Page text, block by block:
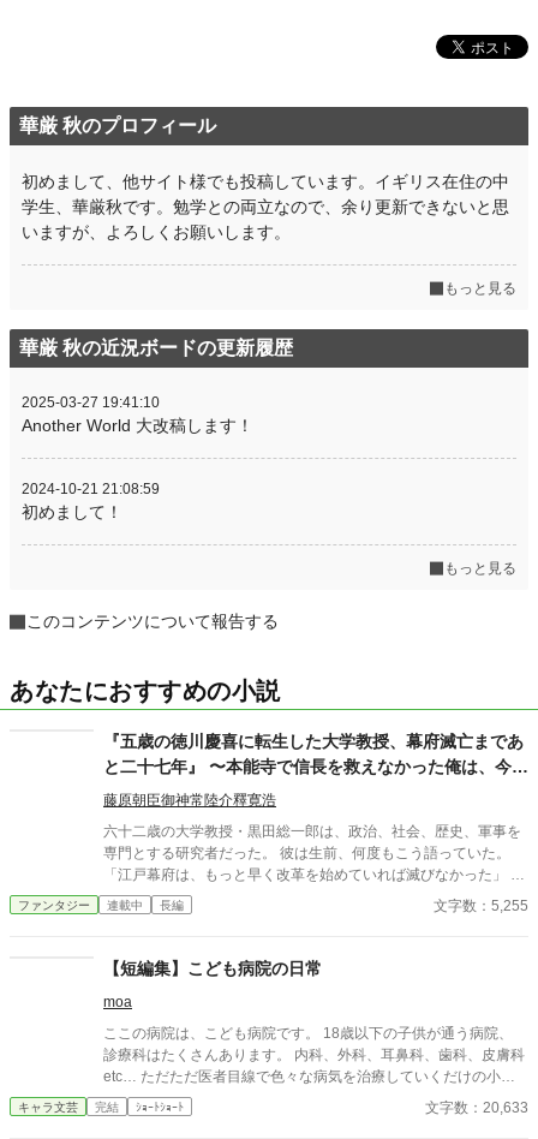
文字数 9,658
初回公開日時 2024.10.21 20:41
週間ポイント 14 pt (70,247 位)
累計ポイント
華厳 秋のプロフィール
初めまして、他サイト様でも投稿しています。イギリス在住の中
学生、華厳秋です。勉学との両立なので、余り更新できないと思
いますが、よろしくお願いします。
もっと見る
華厳 秋の近況ボードの更新履歴
2025-03-27 19:41:10
Another World 大改稿します！
2024-10-21 21:08:59
初めまして！
もっと見る
このコンテンツについて報告する
あなたにおすすめの小説
『五歳の徳川慶喜に転生した大学教授、幕府滅亡まであ
と二十七年』 〜本能寺で信長を救えなかった俺は、今度
こそ江戸幕府を終わらせない〜
藤原朝臣御神常陸介釋寛浩
六十二歳の大学教授・黒田総一郎は、政治、社会、歴史、軍事を
専門とする研究者だった。 彼は生前、何度もこう語っていた。
「江戸幕府は、もっと早く改革を始めていれば滅びなかった」 だ
が、死後に目を覚ました彼がなっていたのは――。 後に江戸幕府
最後の将軍となる、五歳の徳川慶喜だった。 黒船来航まで、あと
ば、安政の大獄、桜田門外の変、薩長同盟、大政奉還、鳥羽・伏
府は消える。 そして自分は、最後の将軍として歴史に名を残す。
ならば。 全部、変えてしまえばいい。 英語教育。 財政改革。 人
材登用。 軍制改革。 海軍創設。 産業育成。 身分制度改革。 議会
政治。 そして、徳川幕府そのものの近代国家化。 だが、未来を知
伊直弼とは命懸けで対立する。 勝海舟は言うことを聞かない。 坂
ファンタジー 連載中 長編 文字数：5,255
【短編集】こども病院の日常
moa
ここの病院は、こども病院です。 18歳以下の子供が通う病院、
診療科はたくさんあります。 内科、外科、耳鼻科、歯科、皮膚科
etc… ただただ医者目線で色々な病気を治療していくだけの小説
です。 恋愛要素などは一切ありません。 密着病院24時！的な感
じです。 人物像などは表記していない為、読者様のご想像にお任
キャラ文芸 完結 ｼｮｰﾄｼｮｰﾄ 文字数：20,633